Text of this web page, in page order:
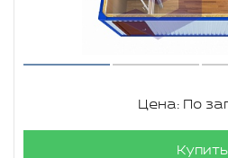
Цена: По
Купить